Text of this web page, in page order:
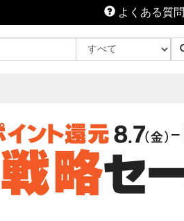
よくある質問